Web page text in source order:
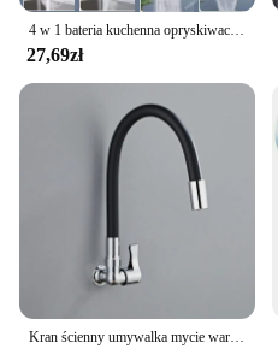
4 w 1 bateria kuchenna opryskiwacz przeciwbryzgowy pod ciśnieniem Bubbler wielofunkcyjna 360 ° obrót kran wodospad akcesoria domowe
27,69zł
Kran ścienny umywalka mycie warzyw zlewozmywak kuchenny obrotowy pojedynczy kran z zimną wodą akcesoria łazienkowe HY-7170